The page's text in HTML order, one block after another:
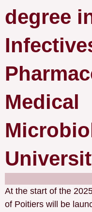
degree
Medical
At the start of the
of Poitiers will be